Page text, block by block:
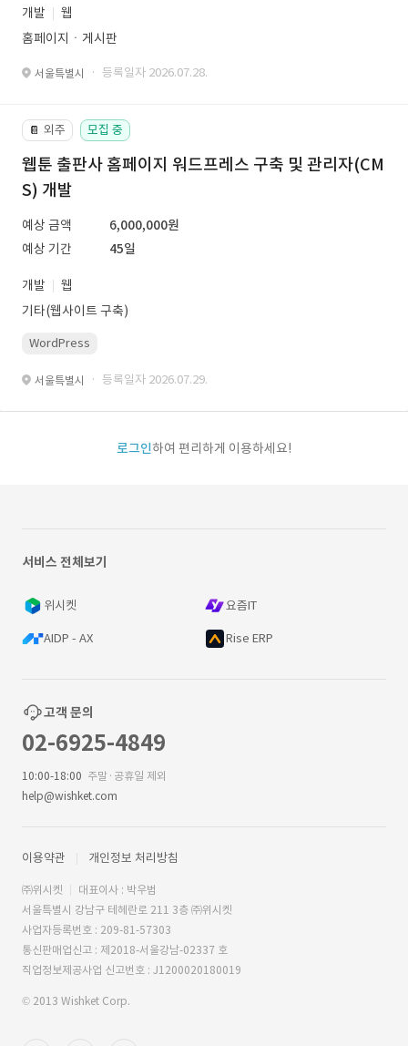
개발
웹
홈페이지ㆍ게시판
서울특별시 · 등록일자 2026.07.28.
📔 외주 모집 중
웹툰 출판사 홈페이지 워드프레스 구축 및 관리자(CM
S) 개발
예상 금액
6,000,000원
예상 기간
45일
개발
웹
기타(웹사이트 구축)
WordPress
서울특별시 · 등록일자 2026.07.29.
로그인하여 편리하게 이용하세요!
서비스 전체보기
위시켓 요즘IT
AIDP - AX Rise ERP
고객 문의
02-6925-4849
10:00-18:00 주말·공휴일 제외
help@wishket.com
이용약관 개인정보 처리방침
㈜위시켓
대표이사 : 박우범
서울특별시 강남구 테헤란로 211 3층 ㈜위시켓
사업자등록번호 : 209-81-57303
통신판매업신고 : 제2018-서울강남-02337 호
직업정보제공사업 신고번호 : J1200020180019
© 2013 Wishket Corp.